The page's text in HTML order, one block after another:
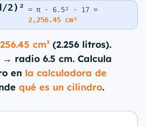
2)² = π · 6.5² · 17 =
2,256.45 cm³
cm³ (2.256 litros).
radio 6.5 cm. Calcula
en la calculadora de
qué es un cilindro.